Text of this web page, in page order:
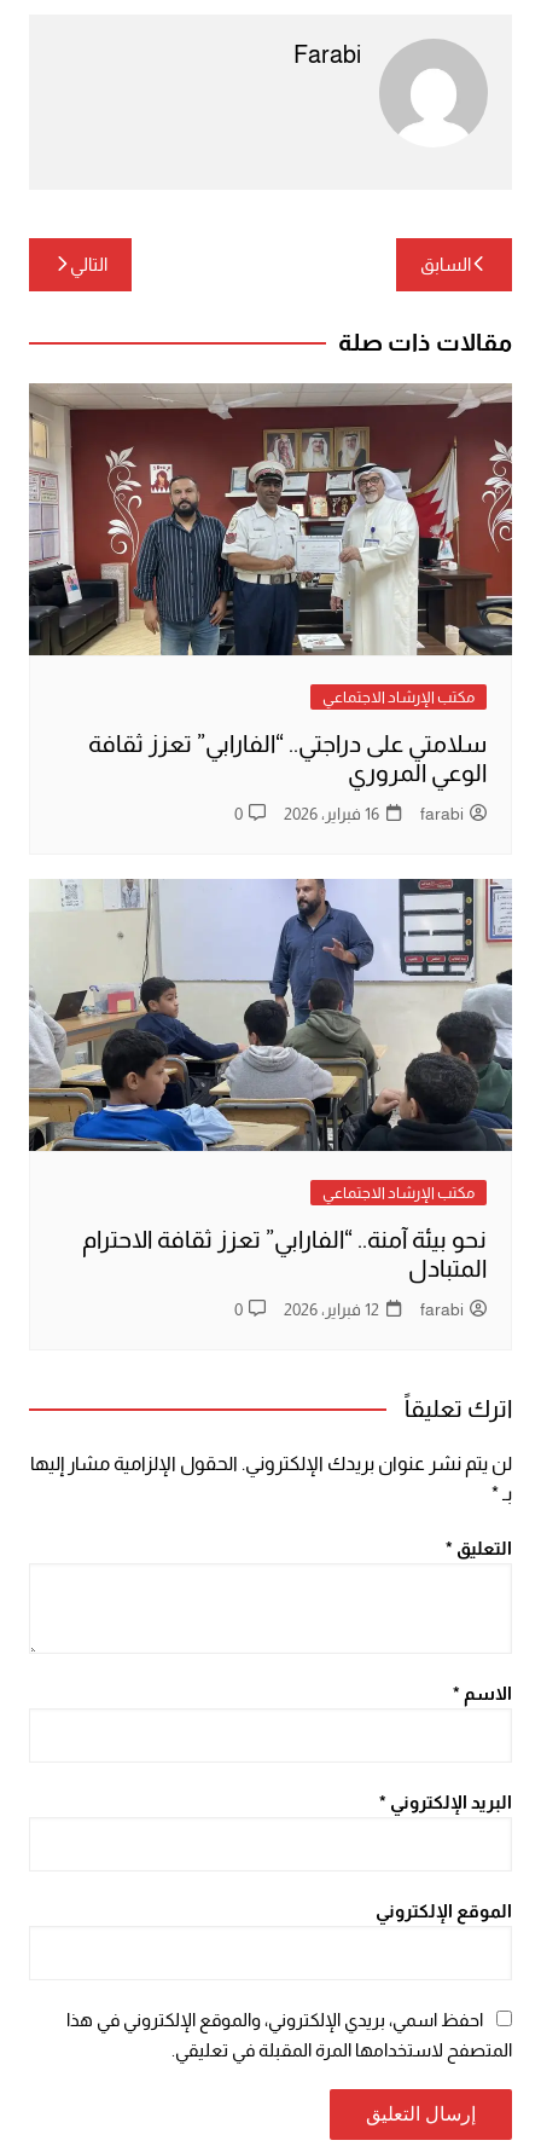
Farabi
تصفّح
المقالات
السابق التالي
مقالات ذات صلة
مكتب الإرشاد الاجتماعي
سلامتي على دراجتي.. “الفارابي” تعزز ثقافة
الوعي المروري
farabi 16 فبراير، 2026 0
مكتب الإرشاد الاجتماعي
نحو بيئة آمنة.. “الفارابي” تعزز ثقافة الاحترام
المتبادل
farabi 12 فبراير، 2026 0
اترك تعليقاً
لن يتم نشر عنوان بريدك الإلكتروني. الحقول الإلزامية مشار إليها
بـ*
التعليق *
الاسم *
البريد الإلكتروني *
الموقع الإلكتروني
احفظ اسمي، بريدي الإلكتروني، والموقع الإلكتروني في هذا
المتصفح لاستخدامها المرة المقبلة في تعليقي.